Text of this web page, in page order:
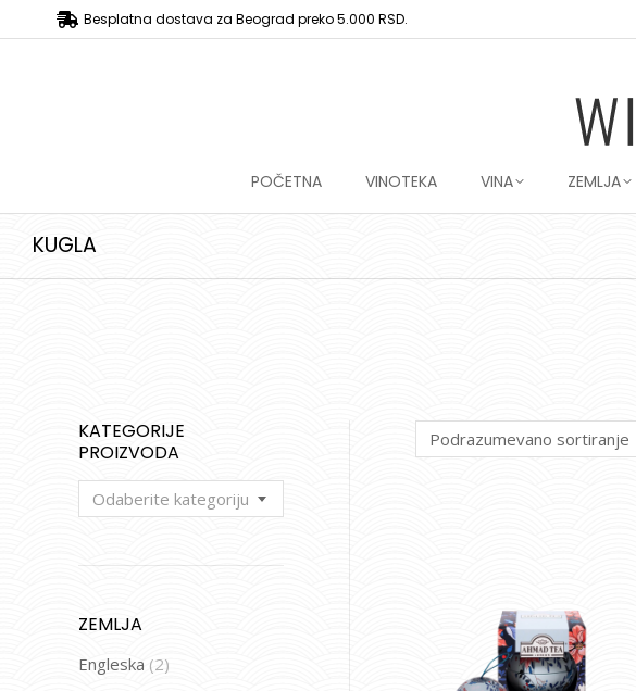
Besplatna dostava za Beograd preko 5.000 RSD.
POČETNA VINOTEKA VINA ZEMLJA
KUGLA
KATEGORIJE
PROIZVODA
Odaberite kategoriju
ZEMLJA
Engleska (2)